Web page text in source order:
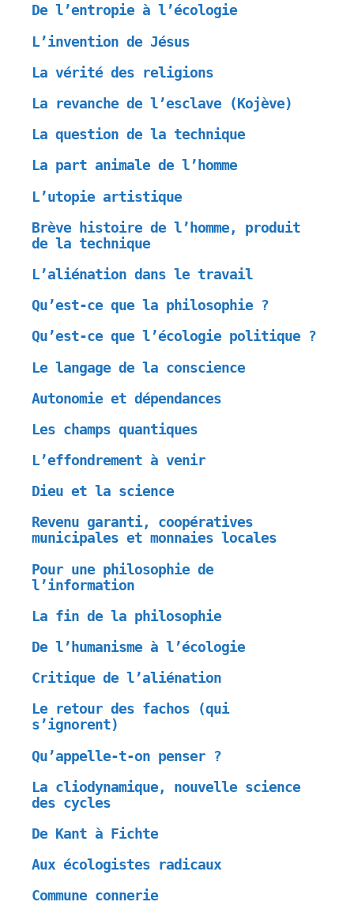
De l’entropie à l’écologie
L’invention de Jésus
La vérité des religions
La revanche de l’esclave (Kojève)
La question de la technique
La part animale de l’homme
L’utopie artistique
Brève histoire de l’homme, produit
de la technique
L’aliénation dans le travail
Qu’est-ce que la philosophie ?
Qu’est-ce que l’écologie politique ?
Le langage de la conscience
Autonomie et dépendances
Les champs quantiques
L’effondrement à venir
Dieu et la science
Revenu garanti, coopératives
municipales et monnaies locales
Pour une philosophie de
l’information
La fin de la philosophie
De l’humanisme à l’écologie
Critique de l’aliénation
Le retour des fachos (qui
s’ignorent)
Qu’appelle-t-on penser ?
La cliodynamique, nouvelle science
des cycles
De Kant à Fichte
Aux écologistes radicaux
Commune connerie